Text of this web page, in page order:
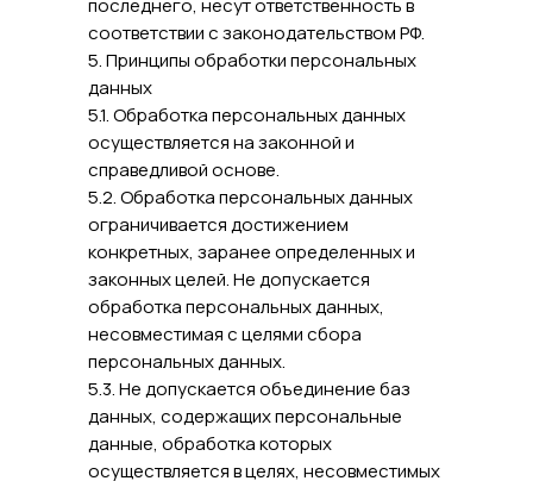
последнего, несут ответственность в
соответствии с законодательством РФ.
5. Принципы обработки персональных
данных
5.1. Обработка персональных данных
осуществляется на законной и
справедливой основе.
5.2. Обработка персональных данных
ограничивается достижением
конкретных, заранее определенных и
законных целей. Не допускается
обработка персональных данных,
несовместимая с целями сбора
персональных данных.
5.3. Не допускается объединение баз
данных, содержащих персональные
данные, обработка которых
осуществляется в целях, несовместимых